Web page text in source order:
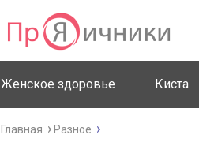
Женское здоровье Киста
Главная Разное